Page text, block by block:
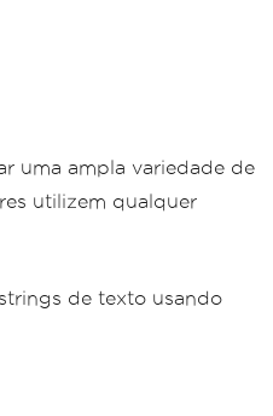
uma ampla variedade de
utilizem qualquer
de texto usando